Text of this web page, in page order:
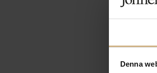
Denna